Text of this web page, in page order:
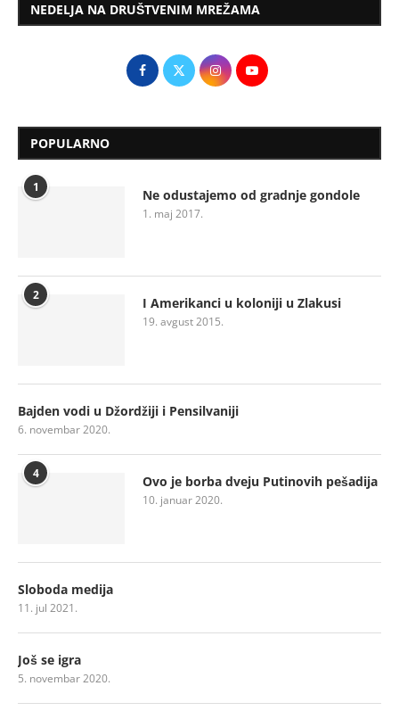
NEDELJA NA DRUŠTVENIM MREŽAMA
POPULARNO
1 Ne odustajemo od gradnje gondole
1. maj 2017.
2 I Amerikanci u koloniji u Zlakusi
19. avgust 2015.
Bajden vodi u Džordžiji i Pensilvaniji
6. novembar 2020.
4 Ovo je borba dveju Putinovih pešadija
10. januar 2020.
Sloboda medija
11. jul 2021.
Još se igra
5. novembar 2020.